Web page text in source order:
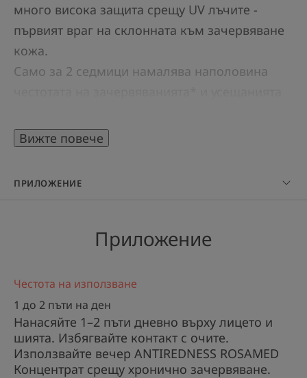
много висока защита срещу UV лъчите -
първият враг на склонната към зачервяване
кожа.
Само за 2 седмици намалява наполовина
хидратирана в продължение на 24 часа***.
на малки кожни съдове.
Лека и немазна текстура. Без аромати за
чувствителна и реактивна кожа.
Ползи
• МНОГО ВИСОКА ЗАЩИТА ОТ СЛЪНЦЕТО |
SPF50+
Вижте повече
ПРИЛОЖЕНИЕ
Приложение
Честота на използване
1 до 2 пъти на ден
Нанасяйте 1–2 пъти дневно върху лицето и
шията. Избягвайте контакт с очите.
Използвайте вечер ANTIREDNESS ROSAMED
Концентрат срещу хронично зачервяване.